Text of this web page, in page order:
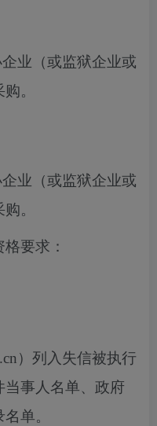
业（或监狱企业或
。
业（或监狱企业或
。
要求：
）列入失信被执行
当事人名单、政府
单。